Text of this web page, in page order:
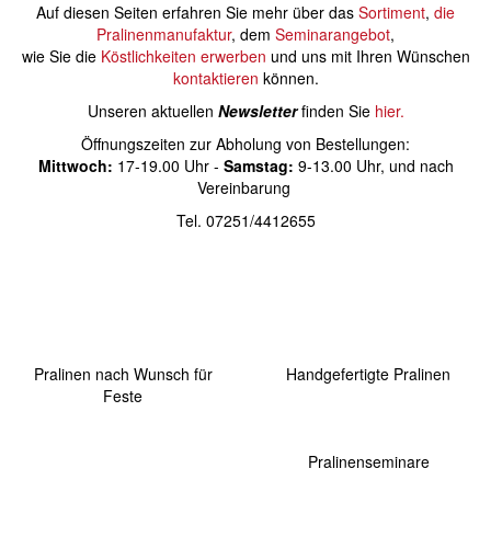
Auf diesen Seiten erfahren Sie mehr über das Sortiment, die
Pralinenmanufaktur, dem Seminarangebot,
wie Sie die Köstlichkeiten erwerben und uns mit Ihren Wünschen
kontaktieren können.
Unseren aktuellen Newsletter finden Sie hier.
Öffnungszeiten zur Abholung von Bestellungen:
Mittwoch: 17-19.00 Uhr - Samstag: 9-13.00 Uhr, und nach
Vereinbarung
Tel. 07251/4412655
Pralinen nach Wunsch für
Feste
Handgefertigte Pralinen
Pralinenseminare